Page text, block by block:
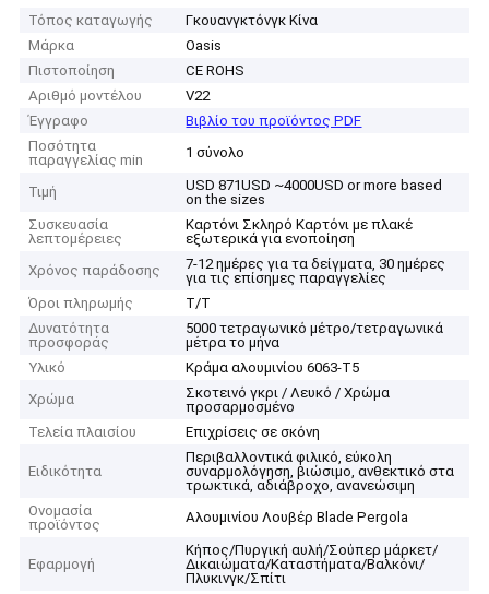
Τόπος καταγωγής
Γκουανγκτόνγκ Κίνα
Μάρκα
Oasis
Πιστοποίηση
CE ROHS
Αριθμό μοντέλου
V22
Έγγραφο
Βιβλίο του προϊόντος PDF
Ποσότητα
παραγγελίας min
1 σύνολο
Τιμή
USD 871USD ~4000USD or more based
on the sizes
Συσκευασία
λεπτομέρειες
Καρτόνι Σκληρό Καρτόνι με πλακέ
εξωτερικά για ενοποίηση
Χρόνος παράδοσης
7-12 ημέρες για τα δείγματα, 30 ημέρες
για τις επίσημες παραγγελίες
Όροι πληρωμής
Τ/Τ
Δυνατότητα
προσφοράς
5000 τετραγωνικό μέτρο/τετραγωνικά
μέτρα το μήνα
Υλικό
Κράμα αλουμινίου 6063-T5
Χρώμα
Σκοτεινό γκρι / Λευκό / Χρώμα
προσαρμοσμένο
Τελεία πλαισίου
Επιχρίσεις σε σκόνη
Ειδικότητα
Περιβαλλοντικά φιλικό, εύκολη
συναρμολόγηση, βιώσιμο, ανθεκτικό στα
τρωκτικά, αδιάβροχο, ανανεώσιμη
Ονομασία
προϊόντος
Αλουμινίου Λουβέρ Blade Pergola
Εφαρμογή
Κήπος/Πυργική αυλή/Σούπερ μάρκετ/
Δικαιώματα/Καταστήματα/Βαλκόνι/
Πλυκινγκ/Σπίτι